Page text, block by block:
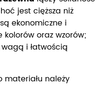
jest cięższa niż
ekonomiczne i
oraz wzorów;
i łatwością
materiału należy